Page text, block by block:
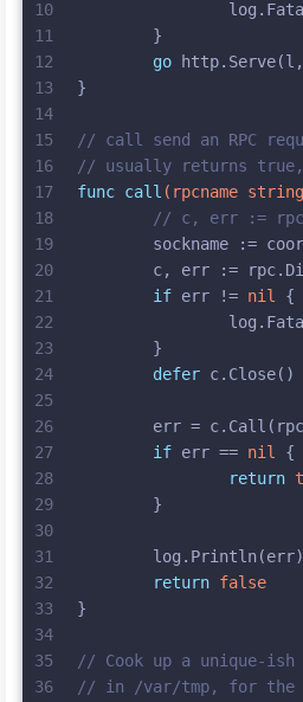
10
11
12
13
14
15
16
17
18
19
20
21
22
23
24
25
26
27
28
29
30
31
32
33
34
35
36
	}
go http.Serve(l,
}
// call send an RPC
// usually returns true,
func call (rpcname string
// c, err :=
sockname :=
c, err :=
if err != nil {
	}
defer c.Close()
err =
if err == nil {
return
	}
	log.Println(err)
return false
}
// Cook up a unique-ish
// in /var/tmp, for the